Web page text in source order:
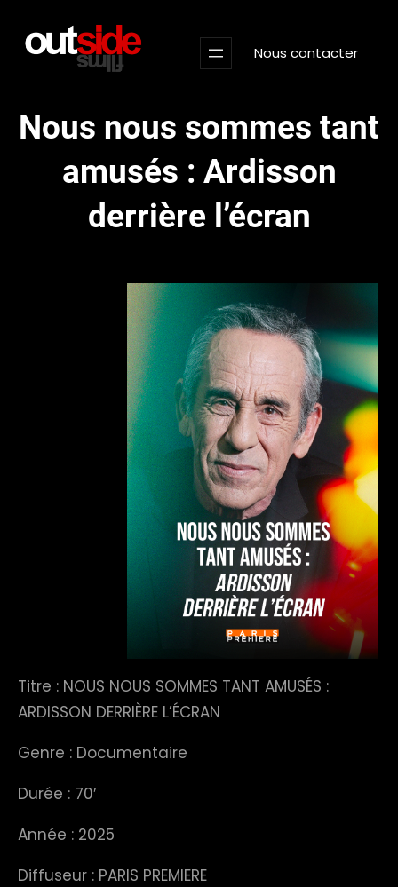
Nous contacter
Nous nous sommes tant
amusés : Ardisson
derrière l’écran
Titre : NOUS NOUS SOMMES TANT AMUSÉS :
ARDISSON DERRIÈRE L’ÉCRAN
Genre : Documentaire
Durée : 70′
Année : 2025
Diffuseur : PARIS PREMIERE